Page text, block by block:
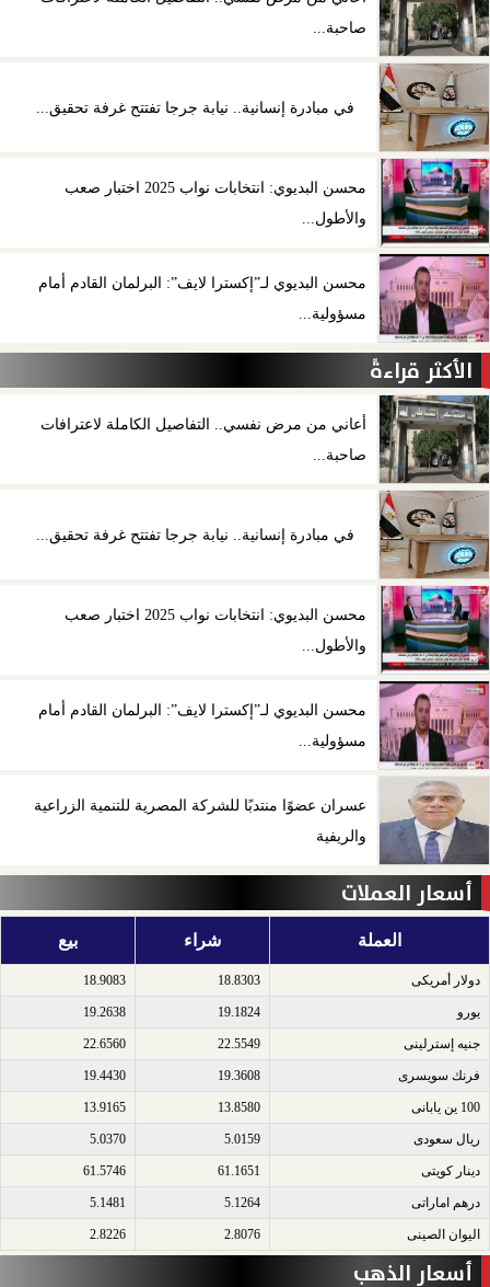
صاحبة...
في مبادرة إنسانية.. نيابة جرجا تفتتح غرفة تحقيق...
محسن البديوي: انتخابات نواب 2025 اختبار صعب
والأطول...
محسن البديوي لـ”إكسترا لايف”: البرلمان القادم أمام
مسؤولية...
الأكثر قراءةً
أعاني من مرض نفسي.. التفاصيل الكاملة لاعترافات
صاحبة...
في مبادرة إنسانية.. نيابة جرجا تفتتح غرفة تحقيق...
محسن البديوي: انتخابات نواب 2025 اختبار صعب
والأطول...
محسن البديوي لـ”إكسترا لايف”: البرلمان القادم أمام
مسؤولية...
عسران عضوًا منتدبًا للشركة المصرية للتنمية الزراعية
والريفية
أسعار العملات
العملة شراء بيع
دولار أمريكى​ 18.8303
18.9083
يورو​ 19.1824
19.2638
جنيه إسترلينى​ 22.5549
22.6560
فرنك سويسرى​ 19.3608
19.4430
100 ين يابانى​ 13.8580
13.9165
ريال سعودى​ 5.0159
5.0370
دينار كويتى​ 61.1651
61.5746
درهم اماراتى​ 5.1264
5.1481
اليوان الصينى​ 2.8076
2.8226
أسعار الذهب